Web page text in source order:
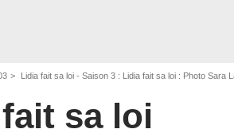
Lidia fait sa loi - Saison 3 : Lidia fait sa loi : Photo Sara
sa loi